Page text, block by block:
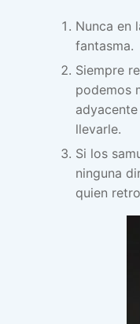
Nunca en
fantasma.
Siempre
podemos
llevarle.
Si los
ninguna
quien